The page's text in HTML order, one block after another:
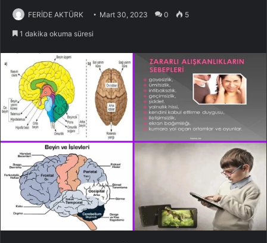
FERİDE AKTÜRK Mart 30, 2023 0 5
1 dakika okuma süresi